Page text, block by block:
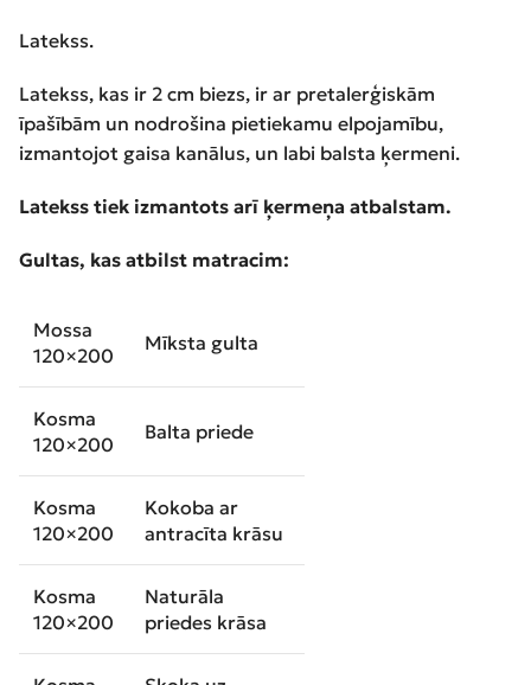
Latekss.
Latekss, kas ir 2 cm biezs, ir ar pretalerģiskām
īpašībām un nodrošina pietiekamu elpojamību,
izmantojot gaisa kanālus, un labi balsta ķermeni.
Latekss tiek izmantots arī ķermeņa atbalstam.
Gultas, kas atbilst matracim:
Mossa
120×200
Mīksta gulta
Kosma
120×200
Balta priede
Kosma
120×200
Kokoba ar
antracīta krāsu
Kosma
120×200
Naturāla
priedes krāsa